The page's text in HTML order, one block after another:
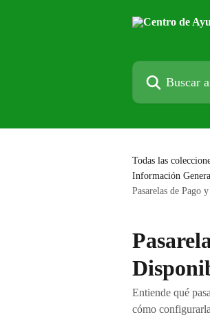
Buscar artículos...
Todas las
Información
Pasarelas de Pago
Entiende qué
cómo